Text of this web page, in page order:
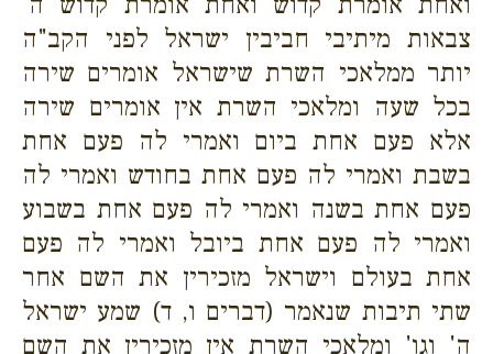
צבאות מיתיבי חביבין ישראל לפני הקב"ה
יותר ממלאכי השרת שישראל אומרים שירה
בכל שעה ומלאכי השרת אין אומרים שירה
אלא פעם אחת ביום ואמרי לה פעם אחת
בשבת ואמרי לה פעם אחת בחודש ואמרי לה
פעם אחת בשנה ואמרי לה פעם אחת בשבוע
ואמרי לה פעם אחת ביובל ואמרי לה פעם
אחת בעולם וישראל מזכירין את השם אחר
שתי תיבות שנאמר (דברים ו, ד) שמע ישראל
ה' וגו' ומלאכי השרת אין מזכירין את השם